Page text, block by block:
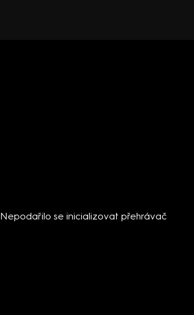
Nepodařilo se inicializovat přehrávač